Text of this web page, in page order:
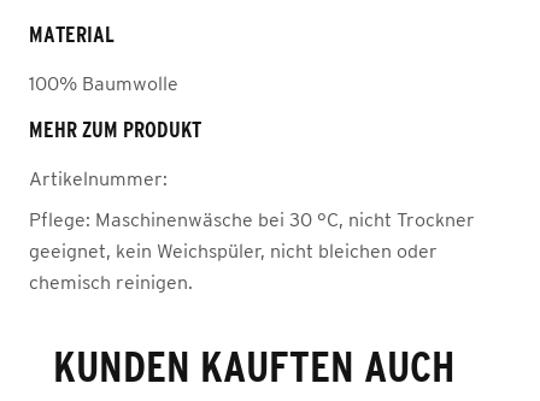
MATERIAL
100% Baumwolle
MEHR ZUM PRODUKT
Artikelnummer:
Pflege: Maschinenwäsche bei 30 °C, nicht Trockner
geeignet, kein Weichspüler, nicht bleichen oder
chemisch reinigen.
KUNDEN KAUFTEN AUCH